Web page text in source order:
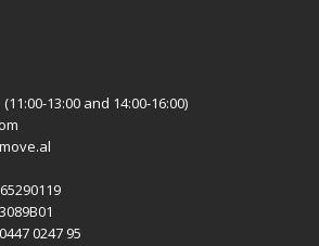
13:00 and 14:00-16:00)
0247 95